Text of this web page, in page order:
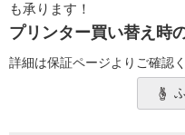
も承ります！
プリンター買い替え時
詳細は保証ページよりご確認く